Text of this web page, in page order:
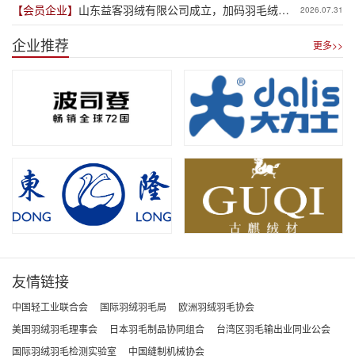
【会员企业】 山东益客羽绒有限公司成立，加码羽毛绒制
品全产业链布局
2026.07.31
企业推荐 更多>>
友情链接
中国轻工业联合会 国际羽绒羽毛局
欧洲羽绒羽毛协会
美国羽绒羽毛理事会
日本羽毛制品协同组合
台湾区羽毛输出业同业公会
国际羽绒羽毛检测实验室
中国缝制机械协会